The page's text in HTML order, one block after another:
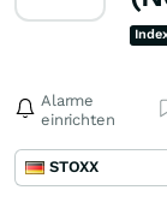
Alarme
einrichten
STOXX